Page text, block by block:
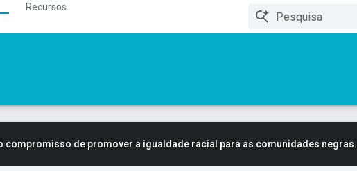
Recursos
compromisso de promover a igualdade racial para as comunidades negras.